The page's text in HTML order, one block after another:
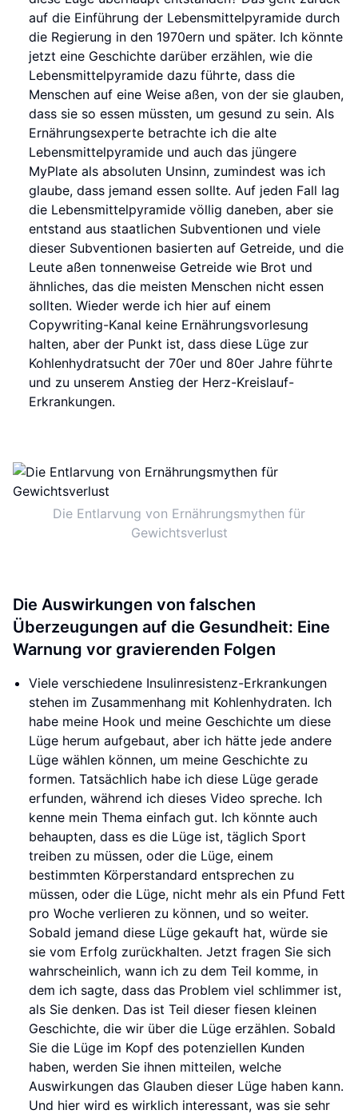
auf die Einführung der Lebensmittelpyramide durch
die Regierung in den 1970ern und später. Ich könnte
jetzt eine Geschichte darüber erzählen, wie die
Lebensmittelpyramide dazu führte, dass die
Menschen auf eine Weise aßen, von der sie glauben,
dass sie so essen müssten, um gesund zu sein. Als
Ernährungsexperte betrachte ich die alte
Lebensmittelpyramide und auch das jüngere
MyPlate als absoluten Unsinn, zumindest was ich
glaube, dass jemand essen sollte. Auf jeden Fall lag
die Lebensmittelpyramide völlig daneben, aber sie
entstand aus staatlichen Subventionen und viele
dieser Subventionen basierten auf Getreide, und die
Leute aßen tonnenweise Getreide wie Brot und
ähnliches, das die meisten Menschen nicht essen
sollten. Wieder werde ich hier auf einem
Copywriting-Kanal keine Ernährungsvorlesung
halten, aber der Punkt ist, dass diese Lüge zur
Kohlenhydratsucht der 70er und 80er Jahre führte
und zu unserem Anstieg der Herz-Kreislauf-
Erkrankungen.
Die Entlarvung von Ernährungsmythen für
Gewichtsverlust
Die Auswirkungen von falschen
Überzeugungen auf die Gesundheit: Eine
Warnung vor gravierenden Folgen
Viele verschiedene Insulinresistenz-Erkrankungen
stehen im Zusammenhang mit Kohlenhydraten. Ich
habe meine Hook und meine Geschichte um diese
Lüge herum aufgebaut, aber ich hätte jede andere
Lüge wählen können, um meine Geschichte zu
formen. Tatsächlich habe ich diese Lüge gerade
erfunden, während ich dieses Video spreche. Ich
kenne mein Thema einfach gut. Ich könnte auch
behaupten, dass es die Lüge ist, täglich Sport
treiben zu müssen, oder die Lüge, einem
bestimmten Körperstandard entsprechen zu
müssen, oder die Lüge, nicht mehr als ein Pfund Fett
pro Woche verlieren zu können, und so weiter.
Sobald jemand diese Lüge gekauft hat, würde sie
sie vom Erfolg zurückhalten. Jetzt fragen Sie sich
wahrscheinlich, wann ich zu dem Teil komme, in
dem ich sagte, dass das Problem viel schlimmer ist,
als Sie denken. Das ist Teil dieser fiesen kleinen
Geschichte, die wir über die Lüge erzählen. Sobald
Sie die Lüge im Kopf des potenziellen Kunden
haben, werden Sie ihnen mitteilen, welche
Auswirkungen das Glauben dieser Lüge haben kann.
Und hier wird es wirklich interessant, was sie sehr